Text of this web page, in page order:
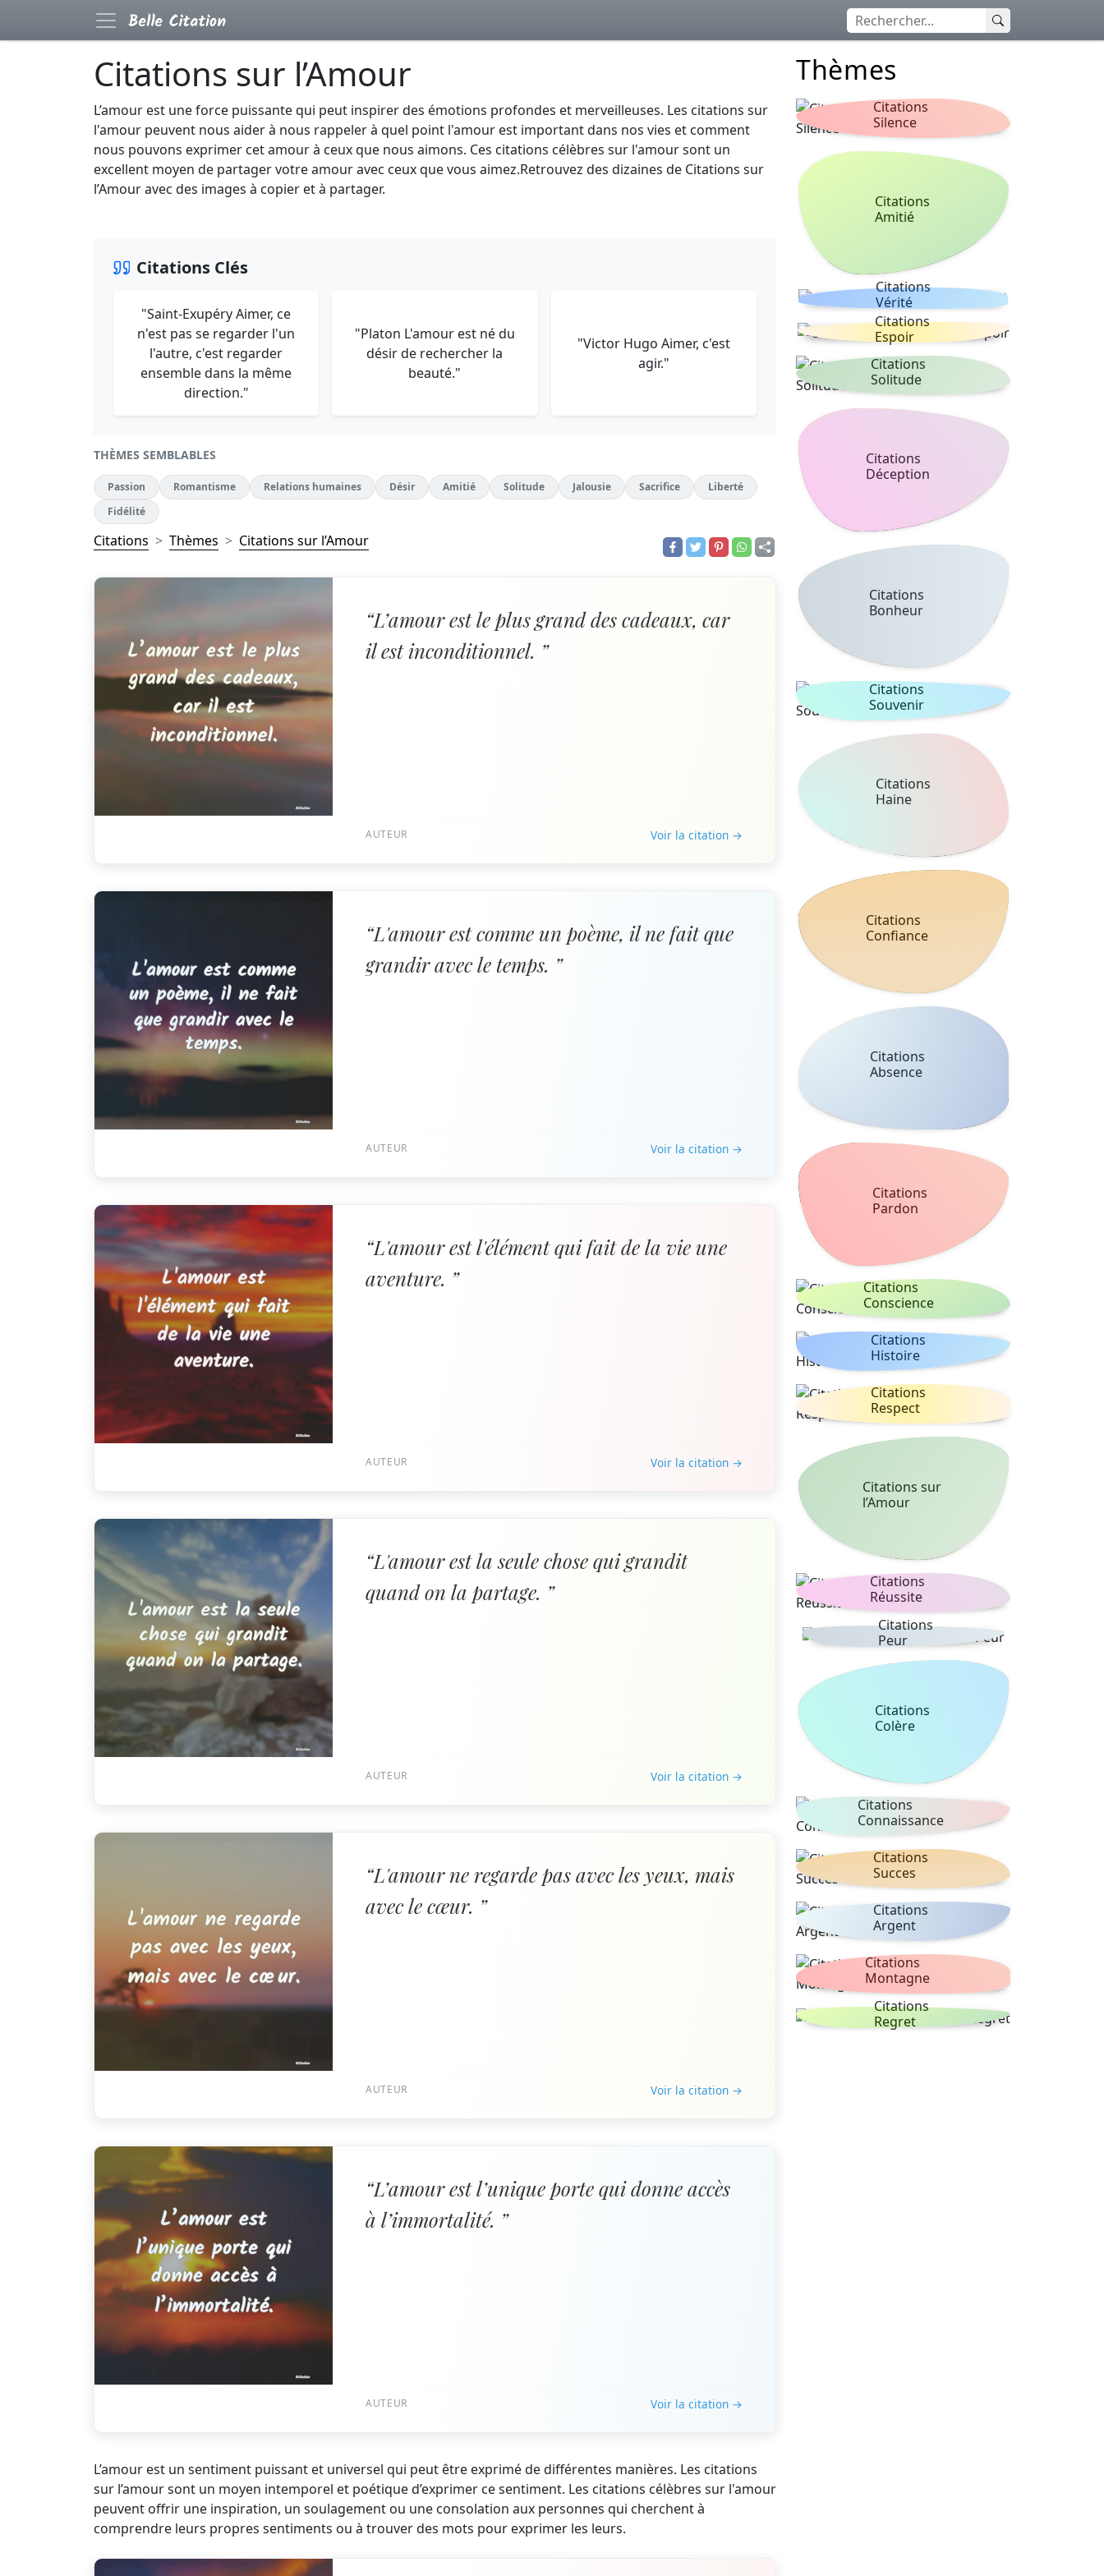
Citations sur l’Amour
L’amour est une force puissante qui peut inspirer des émotions profondes et merveilleuses. Les citations sur
l'amour peuvent nous aider à nous rappeler à quel point l'amour est important dans nos vies et comment
nous pouvons exprimer cet amour à ceux que nous aimons. Ces citations célèbres sur l'amour sont un
excellent moyen de partager votre amour avec ceux que vous aimez.Retrouvez des dizaines de Citations sur
l’Amour avec des images à copier et à partager.
Citations Clés
"Saint-Exupéry Aimer, ce
n'est pas se regarder l'un
l'autre, c'est regarder
ensemble dans la même
direction."
"Platon L'amour est né du
désir de rechercher la
beauté."
"Victor Hugo Aimer, c'est
agir."
THÈMES SEMBLABLES
Passion Romantisme Relations humaines Désir Amitié Solitude Jalousie Sacrifice
Liberté
Fidélité
Citations Thèmes Citations sur l’Amour
“L’amour est le plus grand des cadeaux, car
il est inconditionnel. ”
AUTEUR Voir la citation →
“L'amour est comme un poème, il ne fait que
grandir avec le temps. ”
AUTEUR Voir la citation →
“L'amour est l'élément qui fait de la vie une
aventure. ”
AUTEUR Voir la citation →
“L'amour est la seule chose qui grandit
quand on la partage. ”
AUTEUR Voir la citation →
“L'amour ne regarde pas avec les yeux, mais
avec le cœur. ”
AUTEUR Voir la citation →
“L’amour est l’unique porte qui donne accès
à l’immortalité. ”
AUTEUR Voir la citation →
L’amour est un sentiment puissant et universel qui peut être exprimé de différentes manières. Les citations
sur l’amour sont un moyen intemporel et poétique d’exprimer ce sentiment. Les citations célèbres sur l'amour
peuvent offrir une inspiration, un soulagement ou une consolation aux personnes qui cherchent à
comprendre leurs propres sentiments ou à trouver des mots pour exprimer les leurs.
Thèmes
Citations
Silence
Citations
Amitié
Citations
Vérité
Citations
Espoir
Citations
Solitude
Citations
Déception
Citations
Bonheur
Citations
Souvenir
Citations
Haine
Citations
Confiance
Citations
Absence
Citations
Pardon
Citations
Conscience
Citations
Histoire
Citations
Respect
Citations sur
l’Amour
Citations
Réussite
Citations
Peur
Citations
Colère
Citations
Connaissance
Citations
Succes
Citations
Argent
Citations
Montagne
Citations
Regret